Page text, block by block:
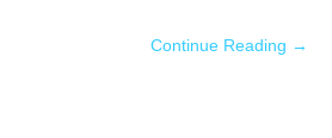
Continue Reading →